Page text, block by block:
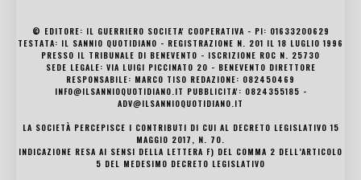
© EDITORE: IL GUERRIERO SOCIETA' COOPERATIVA - PI: 01633200629
TESTATA: IL SANNIO QUOTIDIANO - REGISTRAZIONE N. 201 IL 18 LUGLIO 1996
PRESSO IL TRIBUNALE DI BENEVENTO - ISCRIZIONE ROC N. 25730
SEDE LEGALE: VIA LUIGI PICCINATO 20 - BENEVENTO DIRETTORE
RESPONSABILE: MARCO TISO REDAZIONE: 082450469
INFO@ILSANNIOQUOTIDIANO.IT PUBBLICITA': 0824355185 -
ADV@ILSANNIOQUOTIDIANO.IT
LA SOCIETÀ PERCEPISCE I CONTRIBUTI DI CUI AL DECRETO LEGISLATIVO 15
MAGGIO 2017, N. 70.
INDICAZIONE RESA AI SENSI DELLA LETTERA F) DEL COMMA 2 DELL’ARTICOLO
5 DEL MEDESIMO DECRETO LEGISLATIVO